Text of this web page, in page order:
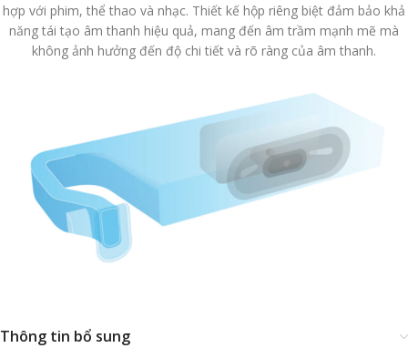
hợp với phim, thể thao và nhạc. Thiết kế hộp riêng biệt đảm bảo khả
năng tái tạo âm thanh hiệu quả, mang đến âm trầm mạnh mẽ mà
không ảnh hưởng đến độ chi tiết và rõ ràng của âm thanh.
Thông tin bổ sung